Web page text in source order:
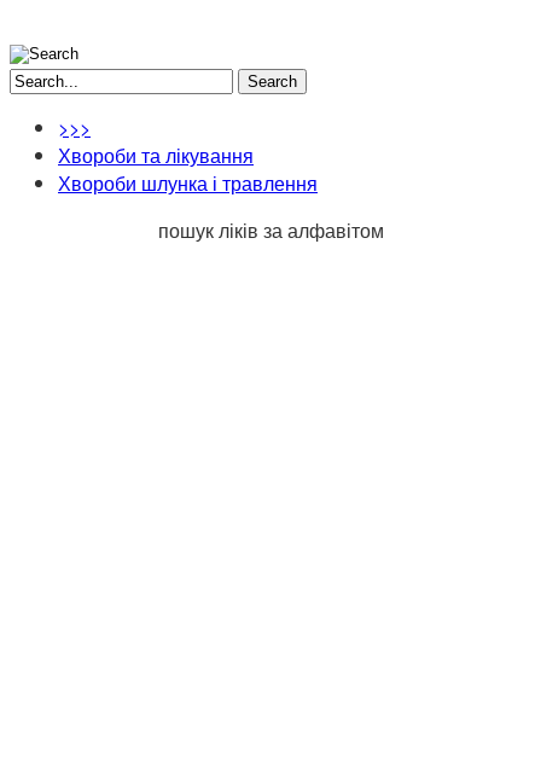
Search
>>>
Хвороби та лікування
Хвороби шлунка і травлення
пошук ліків за алфавітом